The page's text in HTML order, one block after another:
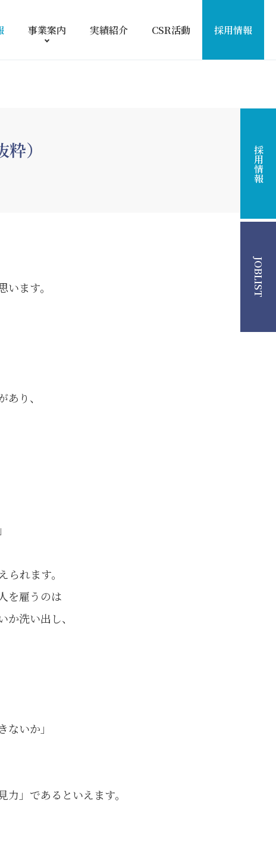
事業案内 実績紹介 CSR活動 採用情報
採用情報
JOBLIST
）
ます。
り、
れます。
を雇うのは
洗い出し、
いか」
」であるといえます。